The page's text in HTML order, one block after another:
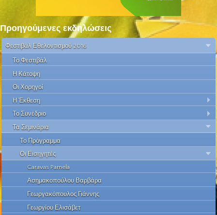
Προηγούμενες εκδηλώσεις
Φεστιβάλ Εθελοντισμού 2016
Το Φεστιβάλ
Η Κάτοψη
Οι Χορηγοί
Η Έκθεση
Το Συνέδριο
Τα Σεμινάρια
Το Πρόγραμμα
Οι Εισηγητές
Caravas Pamela
Ασημακοπούλου Βαρβάρα
Γεωργακόπουλος Γιάννης
Γεωργίου Ελισάβετ